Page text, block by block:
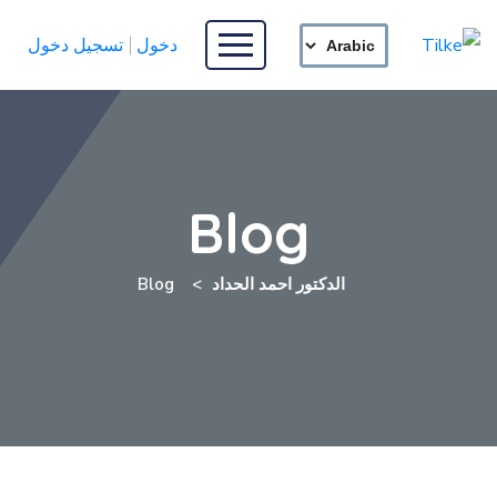
دخول تسجيل دخول
Blog
الدكتور احمد الحداد Blog